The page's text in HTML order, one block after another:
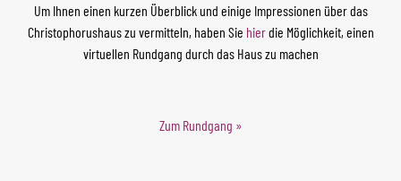
Um Ihnen einen kurzen Überblick und einige Impressionen über das
Christophorushaus zu vermitteln, haben Sie hierdie Möglichkeit, einen
virtuellen Rundgang durch das Haus zu machen
Zum Rundgang »